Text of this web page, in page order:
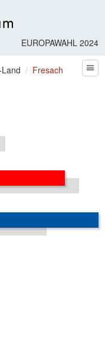
EUROPAWAHL 2024
Fresach